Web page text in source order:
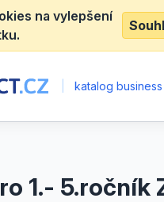
na vylepšení
katalog
1.- 5.ročník